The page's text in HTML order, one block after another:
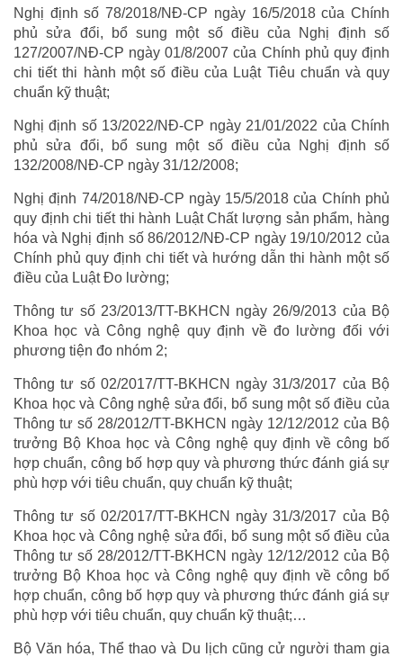
Nghị định số 78/2018/NĐ-CP ngày 16/5/2018 của Chính
phủ sửa đổi, bổ sung một số điều của Nghị định số
127/2007/NĐ-CP ngày 01/8/2007 của Chính phủ quy định
chi tiết thi hành một số điều của Luật Tiêu chuẩn và quy
chuẩn kỹ thuật;
Nghị định số 13/2022/NĐ-CP ngày 21/01/2022 của Chính
phủ sửa đổi, bổ sung một số điều của Nghị định số
132/2008/NĐ-CP ngày 31/12/2008;
Nghị định 74/2018/NĐ-CP ngày 15/5/2018 của Chính phủ
quy định chi tiết thi hành Luật Chất lượng sản phẩm, hàng
hóa và Nghị định số 86/2012/NĐ-CP ngày 19/10/2012 của
Chính phủ quy định chi tiết và hướng dẫn thi hành một số
điều của Luật Đo lường;
Thông tư số 23/2013/TT-BKHCN ngày 26/9/2013 của Bộ
Khoa học và Công nghệ quy định về đo lường đối với
phương tiện đo nhóm 2;
Thông tư số 02/2017/TT-BKHCN ngày 31/3/2017 của Bộ
Khoa học và Công nghệ sửa đổi, bổ sung một số điều của
Thông tư số 28/2012/TT-BKHCN ngày 12/12/2012 của Bộ
trưởng Bộ Khoa học và Công nghệ quy định về công bố
hợp chuẩn, công bố hợp quy và phương thức đánh giá sự
phù hợp với tiêu chuẩn, quy chuẩn kỹ thuật;
Thông tư số 02/2017/TT-BKHCN ngày 31/3/2017 của Bộ
Khoa học và Công nghệ sửa đổi, bổ sung một số điều của
Thông tư số 28/2012/TT-BKHCN ngày 12/12/2012 của Bộ
trưởng Bộ Khoa học và Công nghệ quy định về công bố
hợp chuẩn, công bố hợp quy và phương thức đánh giá sự
phù hợp với tiêu chuẩn, quy chuẩn kỹ thuật;…
Bộ Văn hóa, Thể thao và Du lịch cũng cử người tham gia